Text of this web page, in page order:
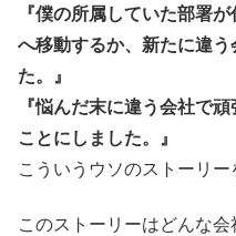
『僕の所属していた部署
へ移動するか、新たに違
た。』
『悩んだ末に違う会社で
ことにしました。』
こういうウソのストーリ
このストーリーはどんな